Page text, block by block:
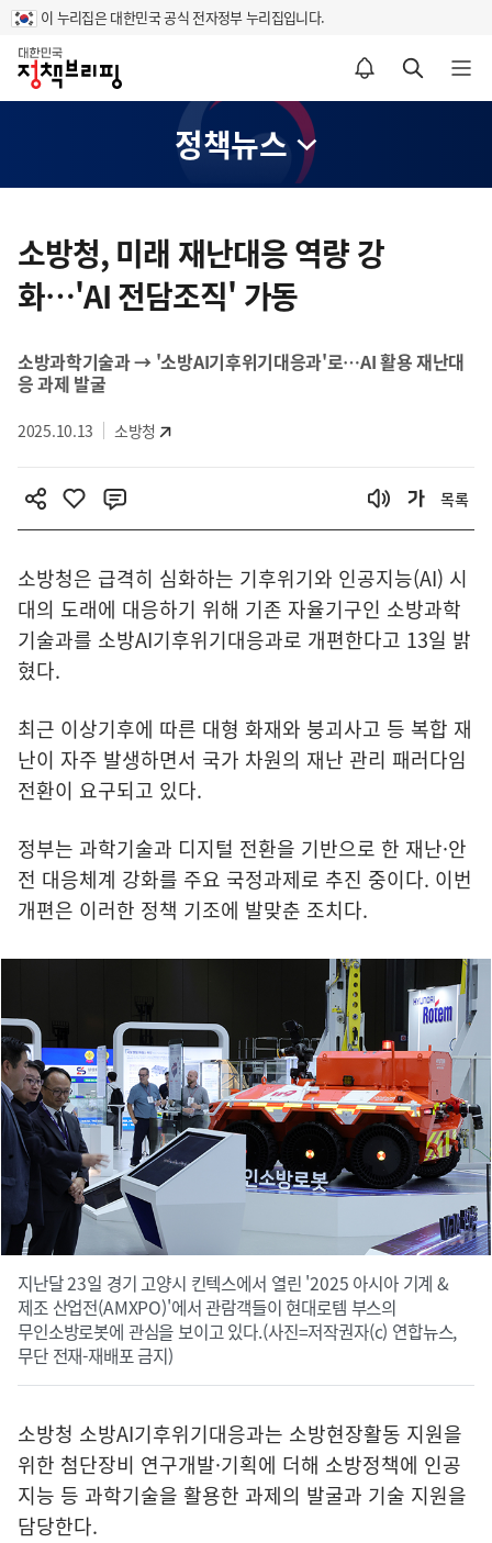
이 누리집은 대한민국 공식 전자정부 누리집입니다.
홈
알림설정 바로가기 검색 바로가기 메뉴 열기
정책뉴스
츠
영
소방청, 미래 재난대응 역량 강
화…'AI 전담조직' 가동
소방과학기술과 → '소방AI기후위기대응과'로…AI 활용 재난대
응 과제 발굴
2025.10.13 소방청
목록
소방청은 급격히 심화하는 기후위기와 인공지능(AI) 시
대의 도래에 대응하기 위해 기존 자율기구인 소방과학
기술과를 소방AI기후위기대응과로 개편한다고 13일 밝
혔다.
최근 이상기후에 따른 대형 화재와 붕괴사고 등 복합 재
난이 자주 발생하면서 국가 차원의 재난 관리 패러다임
전환이 요구되고 있다.
정부는 과학기술과 디지털 전환을 기반으로 한 재난·안
전 대응체계 강화를 주요 국정과제로 추진 중이다. 이번
개편은 이러한 정책 기조에 발맞춘 조치다.
지난달 23일 경기 고양시 킨텍스에서 열린 '2025 아시아 기계 &
제조 산업전(AMXPO)'에서 관람객들이 현대로템 부스의
무인소방로봇에 관심을 보이고 있다.(사진=저작권자(c) 연합뉴스,
무단 전재-재배포 금지)
소방청 소방AI기후위기대응과는 소방현장활동 지원을
위한 첨단장비 연구개발·기획에 더해 소방정책에 인공
지능 등 과학기술을 활용한 과제의 발굴과 기술 지원을
담당한다.